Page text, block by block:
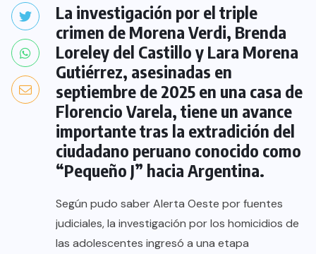
La investigación por el triple
crimen de Morena Verdi, Brenda
Loreley del Castillo y Lara Morena
Gutiérrez, asesinadas en
septiembre de 2025 en una casa de
Florencio Varela, tiene un avance
importante tras la extradición del
ciudadano peruano conocido como
“Pequeño J” hacia Argentina.
Según pudo saber Alerta Oeste por fuentes
judiciales, la investigación por los homicidios de
las adolescentes ingresó a una etapa